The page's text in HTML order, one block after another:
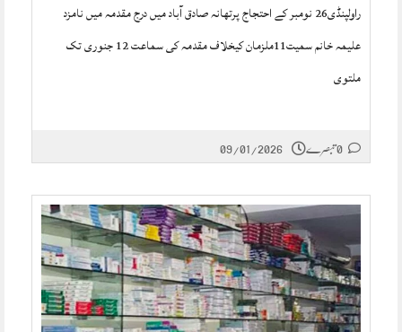
راولپنڈی26 نومبر کے احتجاج پرتھانہ صادق آباد میں درج مقدمہ میں نامزد
علیمہ خانم سمیت11ملزمان کیخلاف مقدمہ کی سماعت 12 جنوری تک
ملتوی
09/01/2026